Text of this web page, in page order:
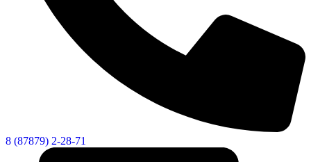
8 (87879) 2-28-71